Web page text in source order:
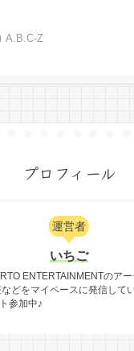
A.B.C-Z
プロフィール
運営者
いちご
ENTERTAINMENTのア
どをマイペースに発信して
参加中♪